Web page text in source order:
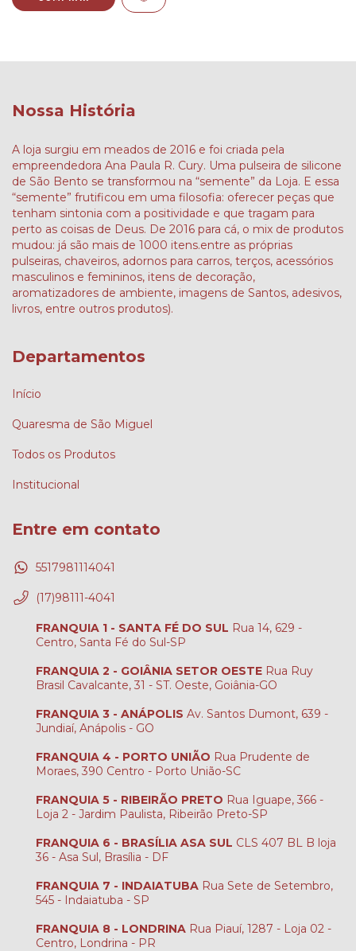
Nossa História
A loja surgiu em meados de 2016 e foi criada pela
empreendedora Ana Paula R. Cury. Uma pulseira de silicone
de São Bento se transformou na “semente” da Loja. E essa
“semente” frutificou em uma filosofia: oferecer peças que
tenham sintonia com a positividade e que tragam para
perto as coisas de Deus. De 2016 para cá, o mix de produtos
mudou: já são mais de 1000 itens.entre as próprias
pulseiras, chaveiros, adornos para carros, terços, acessórios
masculinos e femininos, itens de decoração,
aromatizadores de ambiente, imagens de Santos, adesivos,
livros, entre outros produtos).
Departamentos
Início
Quaresma de São Miguel
Todos os Produtos
Institucional
Entre em contato
5517981114041
(17)98111-4041
FRANQUIA 1 - SANTA FÉ DO SUL Rua 14, 629 -
Centro, Santa Fé do Sul-SP
FRANQUIA 2 - GOIÂNIA SETOR OESTE Rua Ruy
Brasil Cavalcante, 31 - ST. Oeste, Goiânia-GO
FRANQUIA 3 - ANÁPOLIS Av. Santos Dumont, 639 -
Jundiaí, Anápolis - GO
FRANQUIA 4 - PORTO UNIÃO Rua Prudente de
Moraes, 390 Centro - Porto União-SC
FRANQUIA 5 - RIBEIRÃO PRETO Rua Iguape, 366 -
Loja 2 - Jardim Paulista, Ribeirão Preto-SP
FRANQUIA 6 - BRASÍLIA ASA SUL CLS 407 BL B loja
36 - Asa Sul, Brasília - DF
FRANQUIA 7 - INDAIATUBA Rua Sete de Setembro,
545 - Indaiatuba - SP
FRANQUIA 8 - LONDRINA Rua Piauí, 1287 - Loja 02 -
Centro, Londrina - PR